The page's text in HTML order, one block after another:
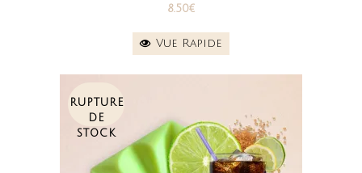
8.50€
Vue Rapide
RUPTURE
DE
STOCK